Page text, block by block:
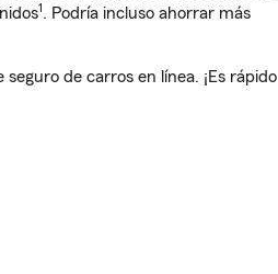
1. Podría incluso ahorrar más
de carros en línea. ¡Es rápido